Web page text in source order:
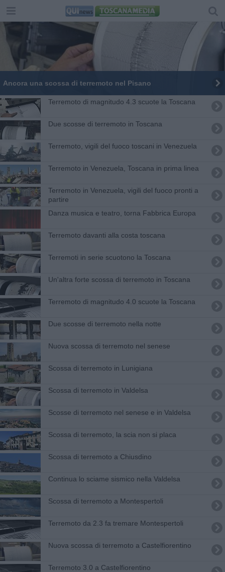
Ancora una scossa di terremoto nel Pisano
Terremoto di magnitudo 4.3 scuote la Toscana
Due scosse di terremoto in Toscana
Terremoto, vigili del fuoco toscani in Venezuela
Terremoto in Venezuela, Toscana in prima linea
Terremoto in Venezuela, vigili del fuoco pronti a
partire
Danza musica e teatro, torna Fabbrica Europa
Terremoto davanti alla costa toscana
Terremoti in serie scuotono la Toscana
Un'altra forte scossa di terremoto in Toscana
Terremoto di magnitudo 4.0 scuote la Toscana
Due scosse di terremoto nella notte
Nuova scossa di terremoto nel senese
Scossa di terremoto in Lunigiana
Scossa di terremoto in Valdelsa
Scosse di terremoto nel senese e in Valdelsa
Scossa di terremoto, la scia non si placa
Scossa di terremoto a Chiusdino
Continua lo sciame sismico nella Valdelsa
Scossa di terremoto a Montespertoli
Terremoto da 2.3 fa tremare Montespertoli
Nuova scossa di terremoto a Castelfiorentino
Terremoto 3.0 a Castelfiorentino